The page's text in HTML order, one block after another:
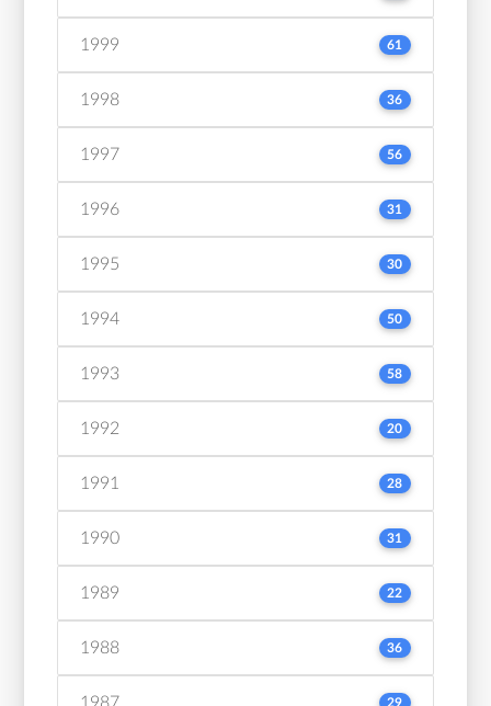
1999 61
1998 36
1997 56
1996 31
1995 30
1994 50
1993 58
1992 20
1991 28
1990 31
1989 22
1988 36
1987 29